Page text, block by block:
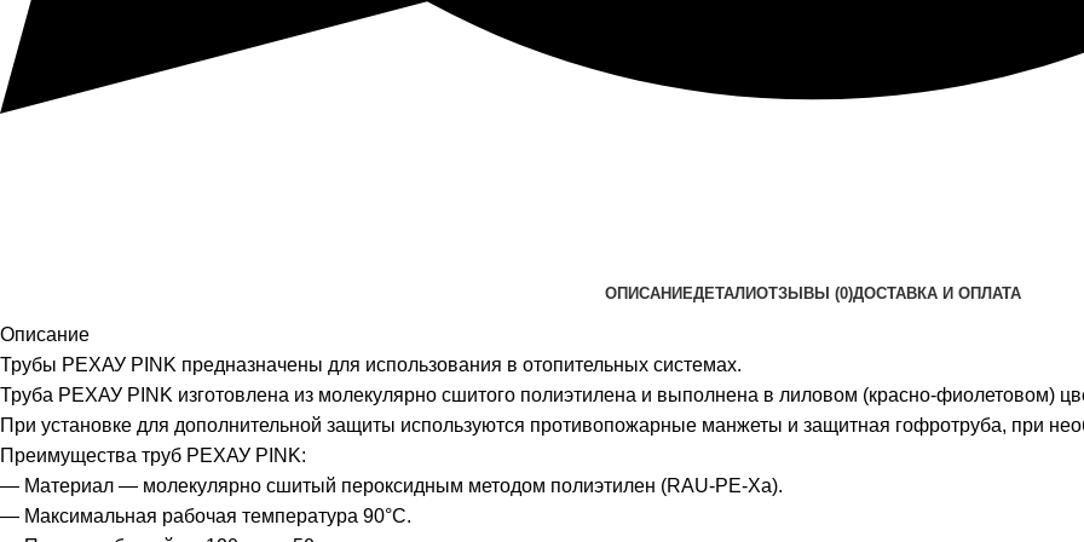
ОПИСАНИЕДЕТАЛИОТЗЫВЫ (0)ДОСТАВКА И ОПЛАТА
Описание
Трубы РЕХАУ PINK предназначены для использования в отопительных системах.
Труба РЕХАУ PINK изготовлена из молекулярно сшитого полиэтилена и выполнена в лиловом (красно-фиолетовом)
При установке для дополнительной защиты используются противопожарные манжеты и защитная гофротруба, при
Преимущества труб РЕХАУ PINK:
— Материал — молекулярно сшитый пероксидным методом полиэтилен (RAU-PE-Xa).
— Максимальная рабочая температура 90°С.